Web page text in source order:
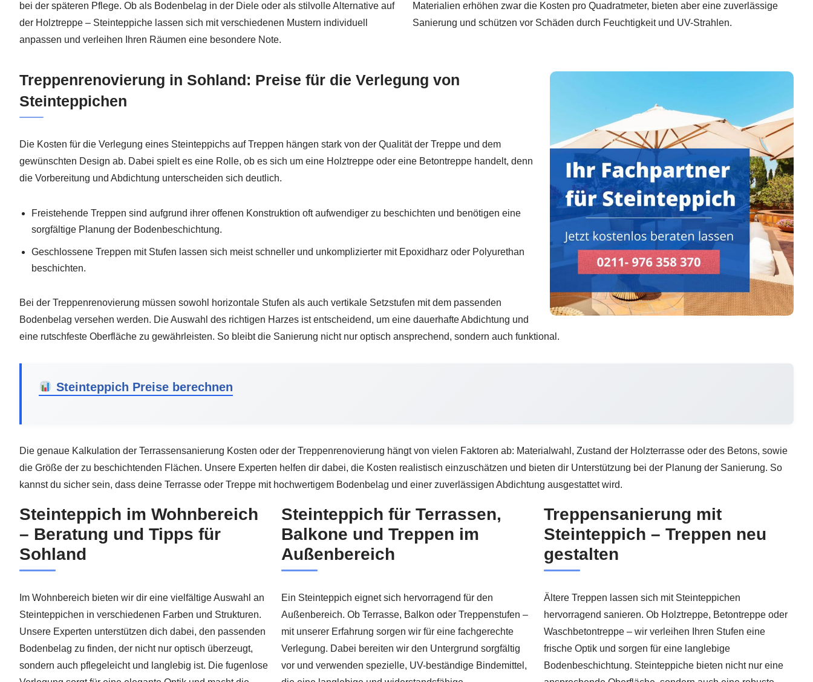
bei der späteren Pflege. Ob als Bodenbelag in der Diele oder als stilvolle Alternative auf
der Holztreppe – Steinteppiche lassen sich mit verschiedenen Mustern individuell
anpassen und verleihen Ihren Räumen eine besondere Note.
Materialien erhöhen zwar die Kosten pro Quadratmeter, bieten aber eine zuverlässige
Sanierung und schützen vor Schäden durch Feuchtigkeit und UV-Strahlen.
Treppenrenovierung in Sohland: Preise für die Verlegung von
Steinteppichen
Die Kosten für die Verlegung eines Steinteppichs auf Treppen hängen stark von der Qualität der Treppe und dem
gewünschten Design ab. Dabei spielt es eine Rolle, ob es sich um eine Holztreppe oder eine Betontreppe handelt, denn
die Vorbereitung und Abdichtung unterscheiden sich deutlich.
Freistehende Treppen sind aufgrund ihrer offenen Konstruktion oft aufwendiger zu beschichten und benötigen eine
sorgfältige Planung der Bodenbeschichtung.
Geschlossene Treppen mit Stufen lassen sich meist schneller und unkomplizierter mit Epoxidharz oder Polyurethan
beschichten.
Bei der Treppenrenovierung müssen sowohl horizontale Stufen als auch vertikale Setzstufen mit dem passenden
Bodenbelag versehen werden. Die Auswahl des richtigen Harzes ist entscheidend, um eine dauerhafte Abdichtung und
eine rutschfeste Oberfläche zu gewährleisten. So bleibt die Sanierung nicht nur optisch ansprechend, sondern auch funktional.
Steinteppich Preise berechnen
Die genaue Kalkulation der Terrassensanierung Kosten oder der Treppenrenovierung hängt von vielen Faktoren ab: Materialwahl, Zustand der Holzterrasse oder des Betons, sowie
die Größe der zu beschichtenden Flächen. Unsere Experten helfen dir dabei, die Kosten realistisch einzuschätzen und bieten dir Unterstützung bei der Planung der Sanierung. So
kannst du sicher sein, dass deine Terrasse oder Treppe mit hochwertigem Bodenbelag und einer zuverlässigen Abdichtung ausgestattet wird.
Steinteppich im Wohnbereich
– Beratung und Tipps für
Sohland
Im Wohnbereich bieten wir dir eine vielfältige Auswahl an
Steinteppichen in verschiedenen Farben und Strukturen.
Unsere Experten unterstützen dich dabei, den passenden
Bodenbelag zu finden, der nicht nur optisch überzeugt,
sondern auch pflegeleicht und langlebig ist. Die fugenlose
Steinteppich für Terrassen,
Balkone und Treppen im
Außenbereich
Ein Steinteppich eignet sich hervorragend für den
Außenbereich. Ob Terrasse, Balkon oder Treppenstufen –
mit unserer Erfahrung sorgen wir für eine fachgerechte
Verlegung. Dabei bereiten wir den Untergrund sorgfältig
vor und verwenden spezielle, UV-beständige Bindemittel,
Treppensanierung mit
Steinteppich – Treppen neu
gestalten
Ältere Treppen lassen sich mit Steinteppichen
hervorragend sanieren. Ob Holztreppe, Betontreppe oder
Waschbetontreppe – wir verleihen Ihren Stufen eine
frische Optik und sorgen für eine langlebige
Bodenbeschichtung. Steinteppiche bieten nicht nur eine